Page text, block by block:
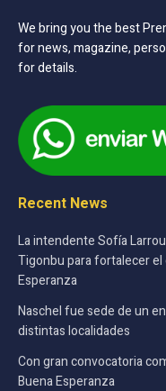
We bring you the best
for news, magazine,
for details.
Recent News
La intendente Sofía
Tigonbu para fortalecer
Esperanza
Naschel fue sede de un
distintas localidades
Con gran convocatoria
Buena Esperanza